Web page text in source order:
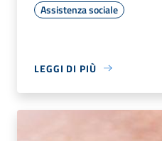
Assistenza sociale
LEGGI DI PIÙ